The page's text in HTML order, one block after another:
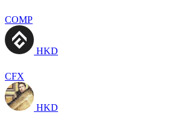
COMP
HKD
CFX
HKD